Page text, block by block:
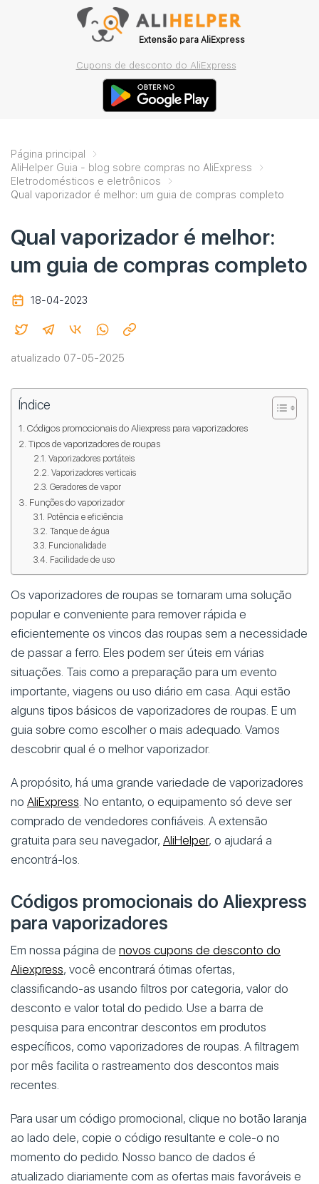
Extensão para AliExpress
Cupons de desconto do AliExpress
Página principal
AliHelper Guia - blog sobre compras no AliExpress
Eletrodomésticos e eletrônicos
Qual vaporizador é melhor: um guia de compras completo
Qual vaporizador é melhor:
um guia de compras completo
18-04-2023
atualizado 07-05-2025
Índice
Códigos promocionais do Aliexpress para vaporizadores
Tipos de vaporizadores de roupas
Vaporizadores portáteis
Vaporizadores verticais
Geradores de vapor
Funções do vaporizador
Potência e eficiência
Tanque de água
Funcionalidade
Facilidade de uso
Os vaporizadores de roupas se tornaram uma solução
popular e conveniente para remover rápida e
eficientemente os vincos das roupas sem a necessidade
de passar a ferro. Eles podem ser úteis em várias
situações. Tais como a preparação para um evento
importante, viagens ou uso diário em casa. Aqui estão
alguns tipos básicos de vaporizadores de roupas. E um
guia sobre como escolher o mais adequado. Vamos
descobrir qual é o melhor vaporizador.
A propósito, há uma grande variedade de vaporizadores
no AliExpress. No entanto, o equipamento só deve ser
comprado de vendedores confiáveis. A extensão
gratuita para seu navegador, AliHelper, o ajudará a
encontrá-los.
Códigos promocionais do Aliexpress
para vaporizadores
Em nossa página de novos cupons de desconto do
Aliexpress, você encontrará ótimas ofertas,
classificando-as usando filtros por categoria, valor do
desconto e valor total do pedido. Use a barra de
pesquisa para encontrar descontos em produtos
específicos, como vaporizadores de roupas. A filtragem
por mês facilita o rastreamento dos descontos mais
recentes.
Para usar um código promocional, clique no botão laranja
ao lado dele, copie o código resultante e cole-o no
momento do pedido. Nosso banco de dados é
atualizado diariamente com as ofertas mais favoráveis e